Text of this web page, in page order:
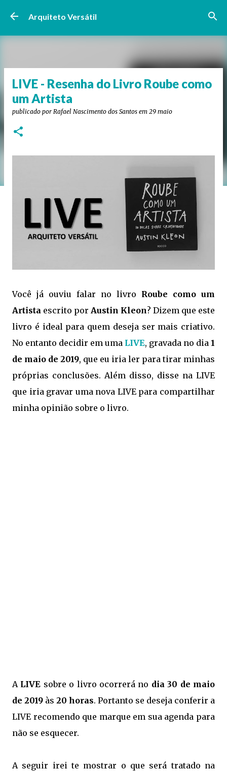
Pular para o conteúdo principal
Arquiteto Versátil
LIVE - Resenha do Livro Roube como
um Artista
publicado por Rafael Nascimento dos Santos em 29 maio
Você já ouviu falar no livro Roube como um
Artista escrito por Austin Kleon? Dizem que este
livro é ideal para quem deseja ser mais criativo.
No entanto decidir em uma LIVE, gravada no dia 1
de maio de 2019, que eu iria ler para tirar minhas
próprias conclusões. Além disso, disse na LIVE
que iria gravar uma nova LIVE para compartilhar
minha opinião sobre o livro.
A LIVE sobre o livro ocorrerá no dia 30 de maio
de 2019 às 20 horas. Portanto se deseja conferir a
LIVE recomendo que marque em sua agenda para
não se esquecer.
A seguir irei te mostrar o que será tratado na